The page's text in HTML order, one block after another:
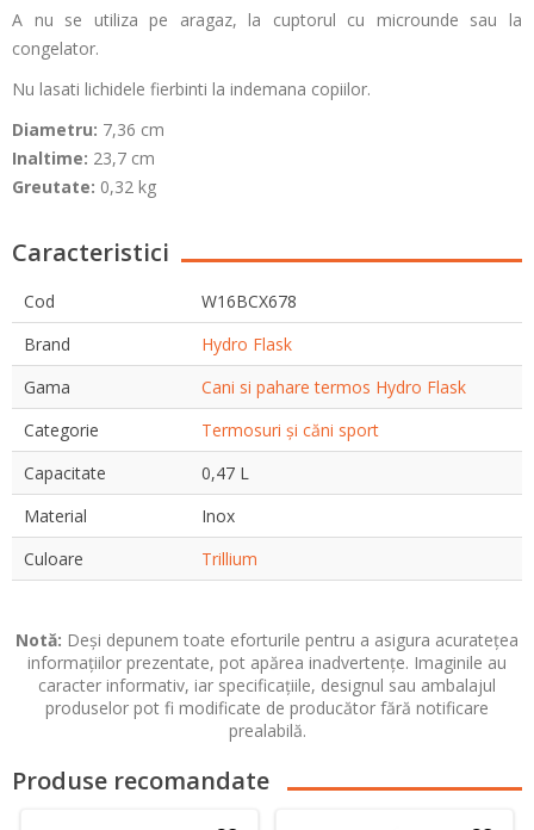
A nu se utiliza pe aragaz, la cuptorul cu microunde sau la
congelator.
Nu lasati lichidele fierbinti la indemana copiilor.
Diametru: 7,36 cm
Inaltime: 23,7 cm
Greutate: 0,32 kg
Caracteristici
Cod
W16BCX678
Brand
Hydro Flask
Gama
Cani si pahare termos Hydro Flask
Categorie
Termosuri și căni sport
Capacitate
0,47 L
Material
Inox
Culoare
Trillium
Notă: Deși depunem toate eforturile pentru a asigura acuratețea
informațiilor prezentate, pot apărea inadvertențe. Imaginile au
caracter informativ, iar specificațiile, designul sau ambalajul
produselor pot fi modificate de producător fără notificare
prealabilă.
Produse recomandate